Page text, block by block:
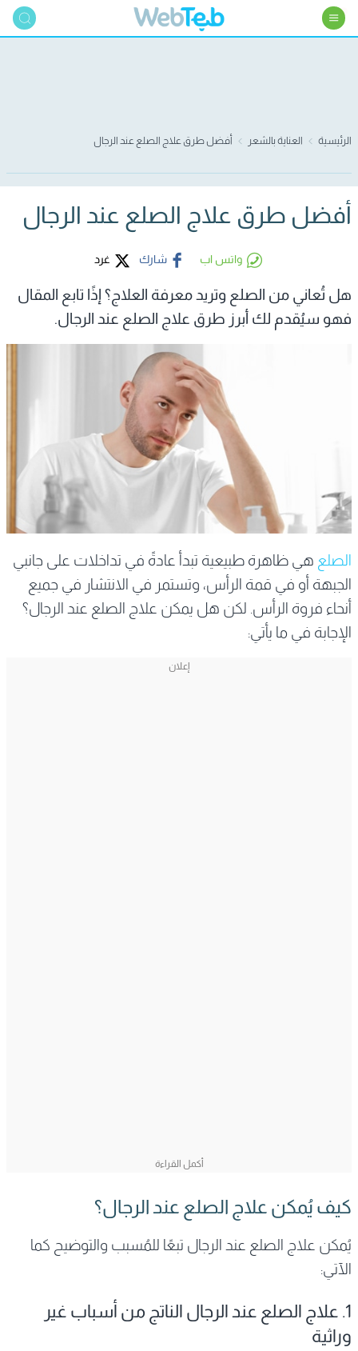
الرئيسية العناية بالشعر أفضل طرق علاج الصلع عند الرجال
أفضل طرق علاج الصلع عند الرجال
واتس اب شارك غرد
هل تُعاني من الصلع وتريد معرفة العلاج؟ إذًا تابع المقال
فهو سيُقدم لك أبرز طرق علاج الصلع عند الرجال.
الصلع هي ظاهرة طبيعية تبدأ عادةً في تداخلات على جانبي
الجبهة أو في قمة الرأس، وتستمر في الانتشار في جميع
أنحاء فروة الرأس. لكن هل يمكن علاج الصلع عند الرجال؟
الإجابة في ما يأتي:
كيف يُمكن علاج الصلع عند الرجال؟
يُمكن علاج الصلع عند الرجال تبعًا للمُسبب والتوضيح كما
الآتي:
1. علاج الصلع عند الرجال الناتج من أسباب غير
وراثية